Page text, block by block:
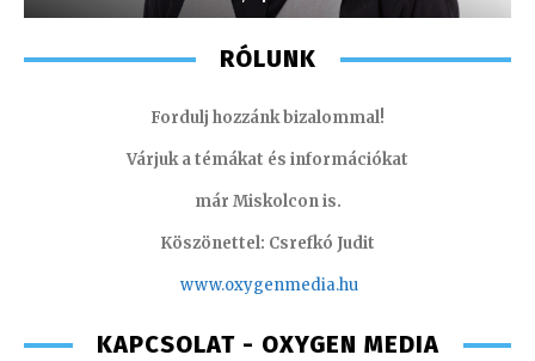
RÓLUNK
Fordulj hozzánk bizalommal!
Várjuk a témákat és információkat
már Miskolcon is.
Köszönettel: Csrefkó Judit
www.oxygenmedia.hu
KAPCSOLAT - OXYGEN MEDIA